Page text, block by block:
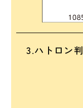
3.ハトロン判